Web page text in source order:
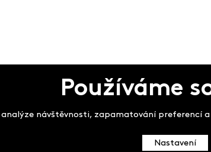
klapek
Používáme
analýze návštěvnosti, zapamatování
Nastavení